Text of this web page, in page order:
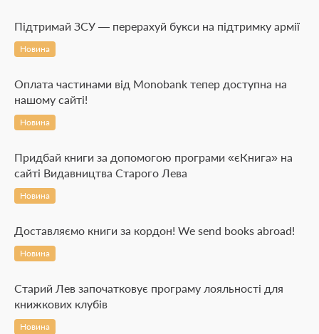
Підтримай ЗСУ — перерахуй букси на підтримку армії
Новина
Оплата частинами від Monobank тепер доступна на
нашому сайті!
Новина
Придбай книги за допомогою програми «єКнига» на
сайті Видавництва Старого Лева
Новина
Доставляємо книги за кордон! We send books abroad!
Новина
Старий Лев започатковує програму лояльності для
книжкових клубів
Новина